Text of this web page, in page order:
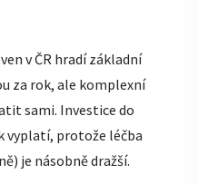
v ČR hradí základní
za rok, ale komplexní
sami. Investice do
vyplatí, protože léčba
je násobně dražší.